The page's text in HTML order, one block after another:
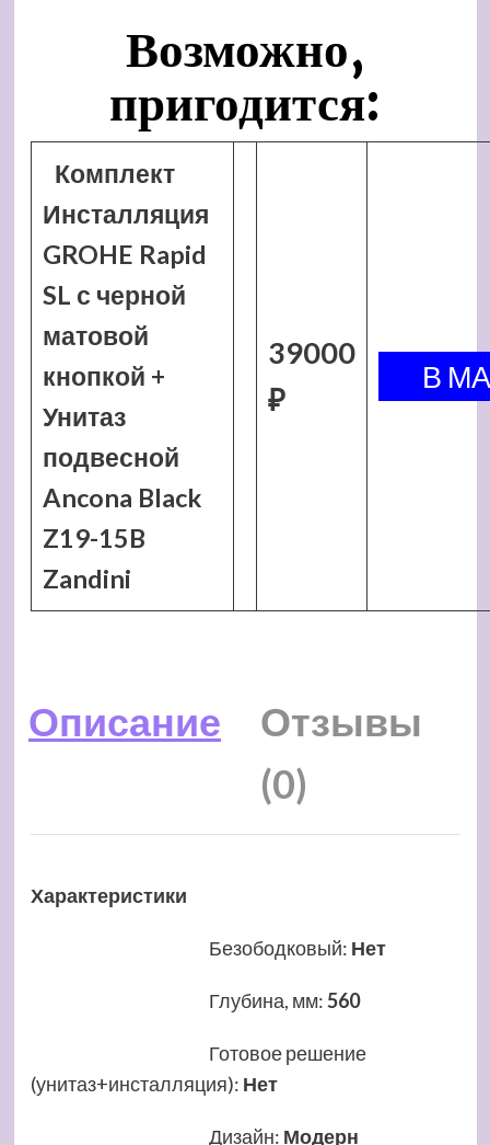
Возможно,
пригодится:
Комплект
Инсталляция
GROHE Rapid
SL с черной
матовой
кнопкой +
Унитаз
подвесной
Ancona Black
Z19-15B
Zandini
39000
₽
Описание
Отзывы
(0)
Характеристики
Безободковый: Нет
Глубина, мм:560
Готовое решение
(унитаз+инсталляция): Нет
Дизайн: Модерн